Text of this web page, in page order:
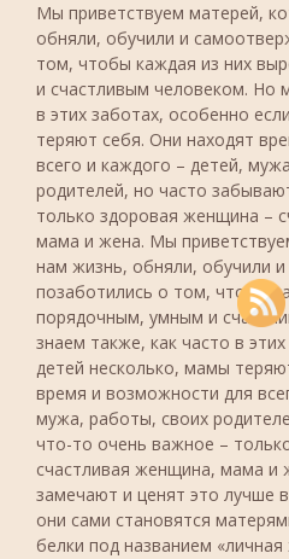
Мы приветствуем матерей,
обняли, обучили и
том, чтобы каждая из них
и счастливым человеком. Но
в этих заботах, особенно
теряют себя. Они находят
всего и каждого – детей,
родителей, но часто
только здоровая женщина –
мама и жена. Мы
нам жизнь, обняли, обучили
позаботились о том, чтобы
порядочным, умным и
знаем также, как часто в
детей несколько, мамы
время и возможности для
мужа, работы, своих
что-то очень важное –
счастливая женщина, мама и
замечают и ценят это лучше
они сами становятся
белки под названием